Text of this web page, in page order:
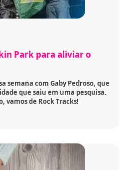
Park para aliviar o
semana com Gaby Pedroso, que
que saiu em uma pesquisa.
vamos de Rock Tracks!